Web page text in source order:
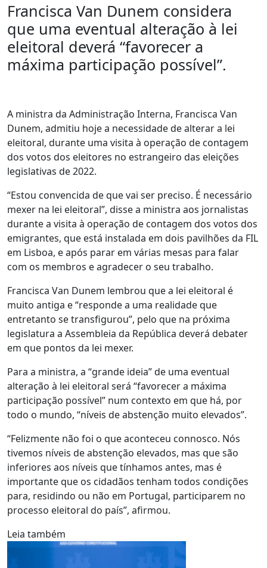
Francisca Van Dunem considera
que uma eventual alteração à lei
eleitoral deverá “favorecer a
máxima participação possível”.
A ministra da Administração Interna, Francisca Van
Dunem, admitiu hoje a necessidade de alterar a lei
eleitoral, durante uma visita à operação de contagem
dos votos dos eleitores no estrangeiro das eleições
legislativas de 2022.
“Estou convencida de que vai ser preciso. É necessário
mexer na lei eleitoral”, disse a ministra aos jornalistas
durante a visita à operação de contagem dos votos dos
emigrantes, que está instalada em dois pavilhões da FIL
em Lisboa, e após parar em várias mesas para falar
com os membros e agradecer o seu trabalho.
Francisca Van Dunem lembrou que a lei eleitoral é
muito antiga e “responde a uma realidade que
entretanto se transfigurou”, pelo que na próxima
legislatura a Assembleia da República deverá debater
em que pontos da lei mexer.
Para a ministra, a “grande ideia” de uma eventual
alteração à lei eleitoral será “favorecer a máxima
participação possível” num contexto em que há, por
todo o mundo, “níveis de abstenção muito elevados”.
“Felizmente não foi o que aconteceu connosco. Nós
tivemos níveis de abstenção elevados, mas que são
inferiores aos níveis que tínhamos antes, mas é
importante que os cidadãos tenham todos condições
para, residindo ou não em Portugal, participarem no
processo eleitoral do país”, afirmou.
Leia também